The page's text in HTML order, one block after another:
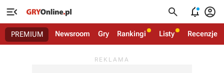
   
PREMIUM Newsroom Gry Rankingi Listy Recenzje